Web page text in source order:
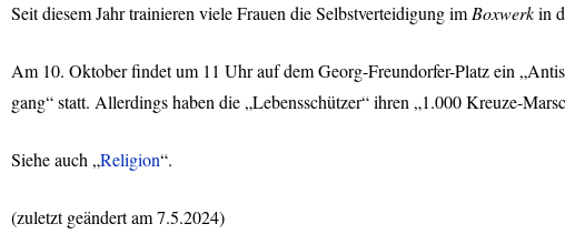
Seit diesem Jahr trainieren viele Frauen die Selbstverteidigung im Boxwerkin
Am 10. Oktober findet um 11 Uhr auf dem Georg-Freundorfer-Platz ein
gang“ statt. Allerdings haben die „Lebensschützer“ ihren „1.000 Kreuze-
Siehe auch „Religion“.
(zuletzt geändert am 7.5.2024)